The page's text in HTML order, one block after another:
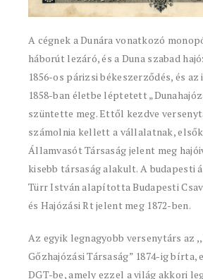
A cégnek a Dunára vonatkozó
háborút lezáró, és a Duna szabad
1856-os párizsi békeszerződés, és
1858-ban életbe léptetett
szüntette meg. Ettől kezdve
számolnia kellett a vállalatnak,
Államvasót Társaság jelent meg
kisebb társaság alakult. A budapesti
Türr István alapította Budapesti
és Hajózási Rt jelent meg 1872-ben.
Az egyik legnagyobb versenytárs az
Gőzhajózási Társaság” 1874-ig bírta,
DGT-be, amely ezzel a világ akkori